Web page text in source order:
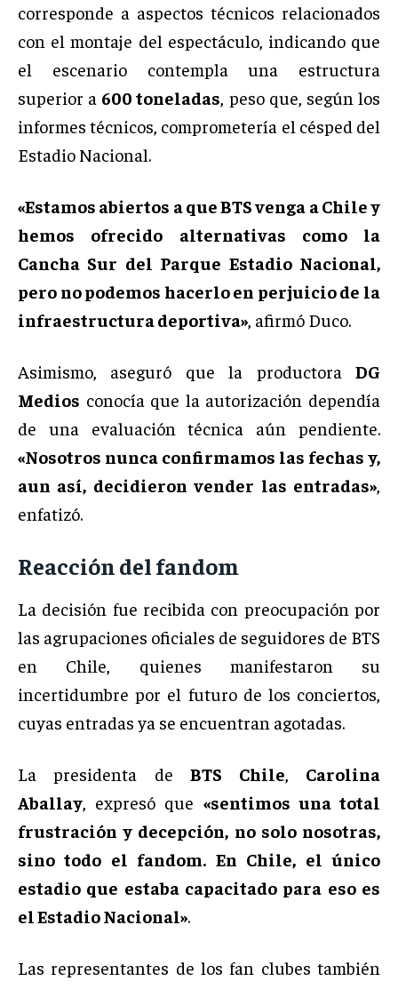
corresponde a aspectos técnicos relacionados
con el montaje del espectáculo, indicando que
el escenario contempla una estructura
superior a 600 toneladas, peso que, según los
informes técnicos, comprometería el césped del
Estadio Nacional.
«Estamos abiertos a que BTS venga a Chile y
hemos ofrecido alternativas como la
Cancha Sur del Parque Estadio Nacional,
pero no podemos hacerlo en perjuicio de la
infraestructura deportiva», afirmó Duco.
Asimismo, aseguró que la productora DG
Medios conocía que la autorización dependía
de una evaluación técnica aún pendiente.
«Nosotros nunca confirmamos las fechas y,
aun así, decidieron vender las entradas»,
enfatizó.
Reacción del fandom
La decisión fue recibida con preocupación por
las agrupaciones oficiales de seguidores de BTS
en Chile, quienes manifestaron su
incertidumbre por el futuro de los conciertos,
cuyas entradas ya se encuentran agotadas.
La presidenta deBTS Chile, Carolina
Aballay, expresó que «sentimos una total
frustración y decepción, no solo nosotras,
sino todo el fandom. En Chile, el único
estadio que estaba capacitado para eso es
el Estadio Nacional».
Las representantes de los fan clubes también